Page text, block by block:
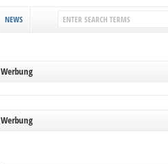
NEWS
Werbung
Werbung